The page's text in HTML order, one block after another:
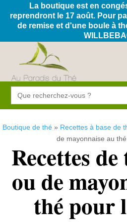
La boutique est en
reprendront le 17 août. Pour
de remise et d'une boule à
Search
for:
Boutique de thé» Recettes à base de
de mayonnaise au
Recettes
ou de
thé pour